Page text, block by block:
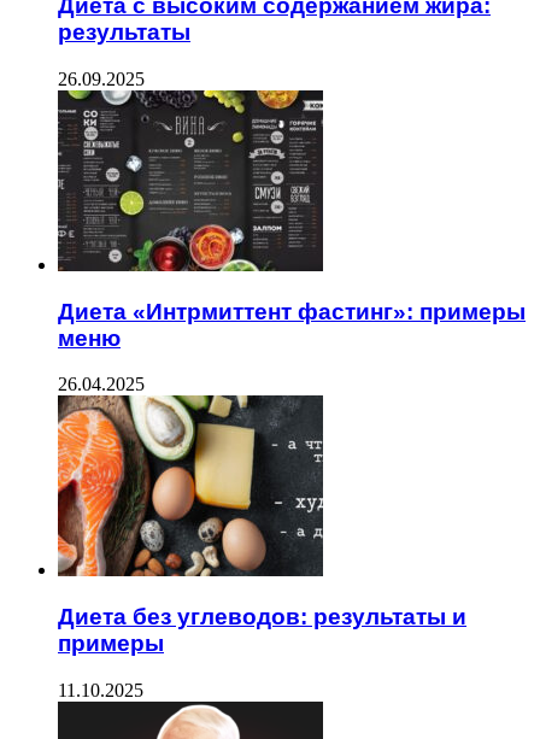
Диета с высоким содержанием жира:
результаты
26.09.2025
Диета «Интрмиттент фастинг»: примеры
меню
26.04.2025
Диета без углеводов: результаты и
примеры
11.10.2025